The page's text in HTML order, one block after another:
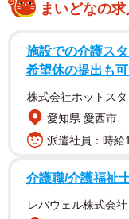
漫画「同じ傷を負った方
Twitterより）
まいどなの
施設での介護ス
希望休の提出も
株式会社ホットス
愛知県 愛西市
派遣社員：時給
介護職/介護福祉
レバウェル株式会社